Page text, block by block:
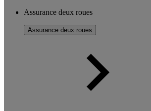
Assurance deux roues
Assurance deux roues